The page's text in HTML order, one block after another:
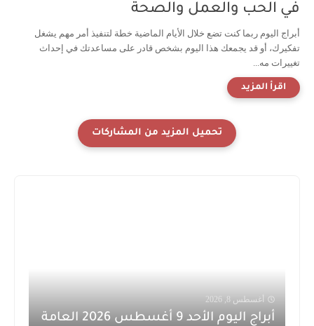
في الحب والعمل والصحة
أبراج اليوم ربما كنت تضع خلال الأيام الماضية خطة لتنفيذ أمر مهم يشغل
تفكيرك، أو قد يجمعك هذا اليوم بشخص قادر على مساعدتك في إحداث
تغييرات مه...
أغسطس 8, 2026
أبراج اليوم الأحد 9 أغسطس 2026 العامة